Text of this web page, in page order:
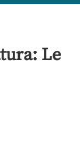
Le